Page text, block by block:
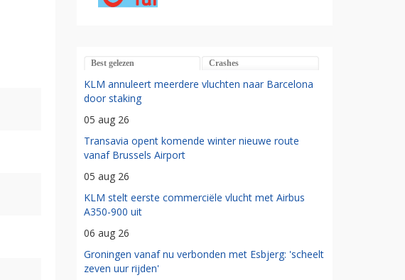
Best gelezen Crashes
KLM annuleert meerdere vluchten naar Barcelona
door staking
05 aug 26
Transavia opent komende winter nieuwe route
vanaf Brussels Airport
05 aug 26
KLM stelt eerste commerciële vlucht met Airbus
A350-900 uit
06 aug 26
Groningen vanaf nu verbonden met Esbjerg: 'scheelt
zeven uur rijden'